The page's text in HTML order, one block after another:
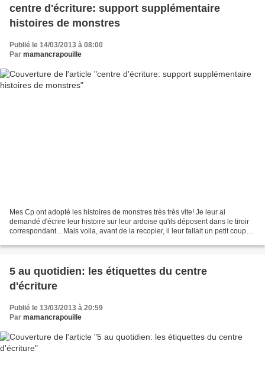
centre d'écriture: support supplémentaire
histoires de monstres
Publié le 14/03/2013 à 08:00
Par mamancrapouille
Mes Cp ont adopté les histoires de monstres très très vite! Je leur ai
demandé d'écrire leur histoire sur leur ardoise qu'ils déposent dans le tiroir
correspondant... Mais voila, avant de la recopier, il leur fallait un petit coup
5 au quotidien: les étiquettes du centre
d'écriture
Publié le 13/03/2013 à 20:59
Par mamancrapouille